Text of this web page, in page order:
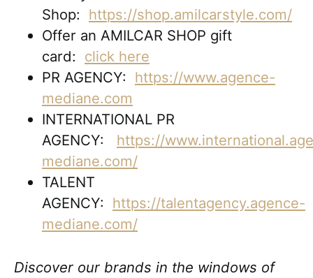
Shop: https://shop.amilcarstyle.com/
Offer an AMILCAR SHOP gift
card: click here
PR AGENCY: https://www.agence-
mediane.com
INTERNATIONAL PR
AGENCY: https://
mediane.com/
TALENT
AGENCY: https://talentagency.agence-
mediane.com/
Discover our brands in the windows of